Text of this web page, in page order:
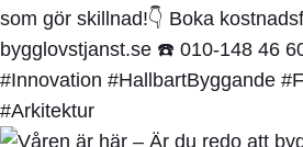
som gör skillnad!👇 Boka
bygglovstjanst.se ☎️ 010-148 46
#Innovation #HallbartByggande
#Arkitektur